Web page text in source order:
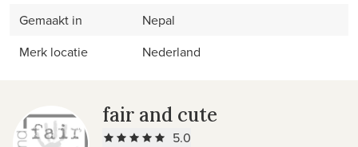
Gemaakt in
Nepal
Merk locatie
Nederland
fair and cute
5.0